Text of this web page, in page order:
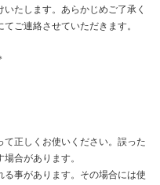
たします。あらかじめご了承く
ご連絡させていただきます。
て正しくお使いください。誤った
合があります。
る事があります。その場合には使